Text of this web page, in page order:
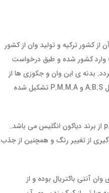
کشور ترکیه و تولید وان از کشور
گرجستان می باشد. قطعات بصورت c.k.d وارد کشور شده و طبق درخواست
بدنه ی این وان و جکوزی ها از
ورق پلیمری بصورت ۵ لایه از مواد اورجینال A.B.S و P.M.M.A تشکیل شده
مواد A.B.S از برند BASF آلمان و p.m.m.a از برند دیاکون انگلیس می باشد.
از تغییر رنگ و همچنین از جذب
آنتی باکتریال بوده و از